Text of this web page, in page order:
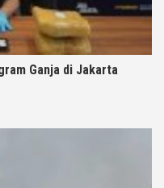
Ganja di Jakarta